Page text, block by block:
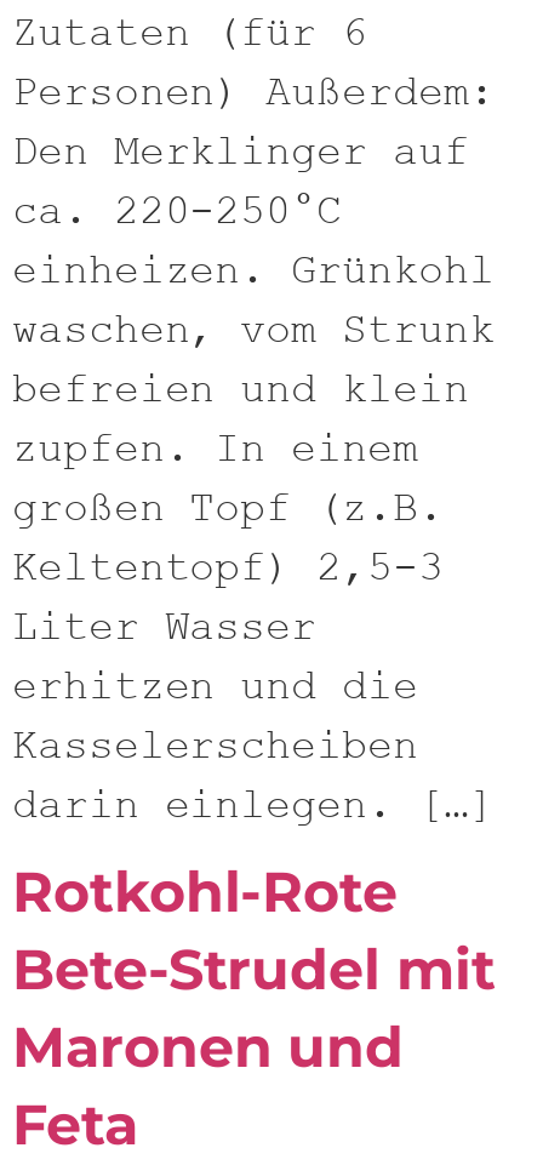
Zutaten (für 6
Personen) Außerdem:
Den Merklinger auf
ca. 220-250°C
einheizen. Grünkohl
waschen, vom Strunk
befreien und klein
zupfen. In einem
großen Topf (z.B.
Keltentopf) 2,5-3
Liter Wasser
erhitzen und die
Kasselerscheiben
darin einlegen. […]
Rotkohl-Rote
Bete-Strudel mit
Maronen und
Feta